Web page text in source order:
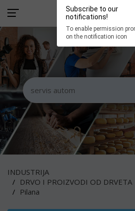
Subscribe to our
notifications!
To enable permission
on the notification icon
INDUSTRIJA
DRVO I PROIZVODI OD DRVETA
Pilana